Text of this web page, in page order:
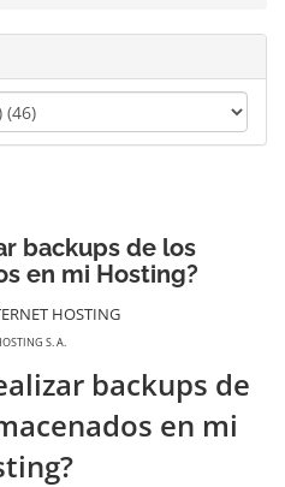
backups de los
en mi Hosting?
HOSTING
S. A.
backups de
en mi